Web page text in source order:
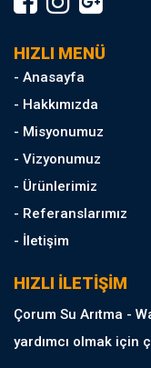
HIZLI MENÜ
- Anasayfa
- Hakkımızda
- Misyonumuz
- Vizyonumuz
- Ürünlerimiz
- Referanslarımız
- İletişim
HIZLI İLETİŞİM
Çorum Su Arıtma -
yardımcı olmak için